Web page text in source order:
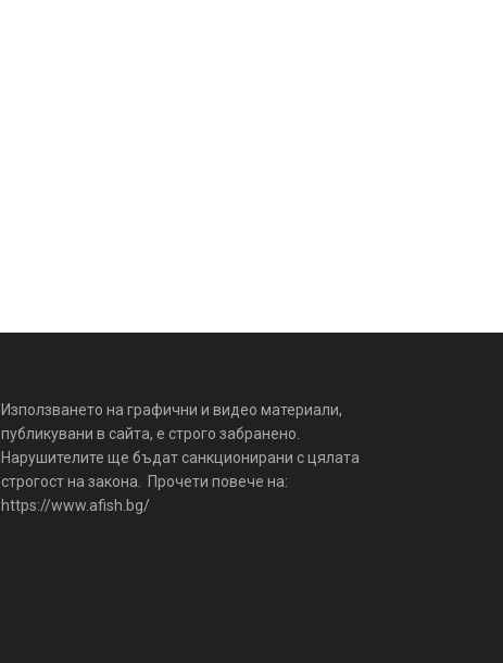
Използването на графични и видео материали,
публикувани в сайта, е строго забранено.
Нарушителите ще бъдат санкционирани с цялата
строгост на закона. Прочети повече на:
https://www.afish.bg/